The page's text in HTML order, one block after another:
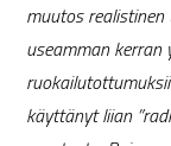
muutos
useamman
käyttänyt liian